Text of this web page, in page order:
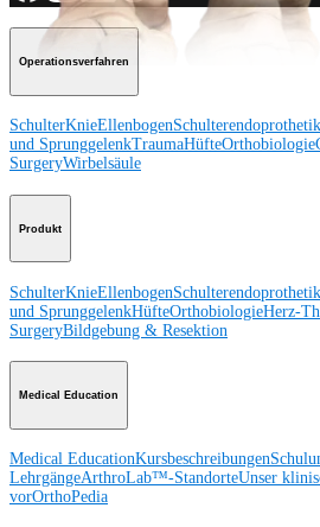
Operationsverfahren
SchulterKnieEllenbogenSchulterendoprothetik
und SprunggelenkTraumaHüfteOrthobiologie
SurgeryWirbelsäule
Produkt
SchulterKnieEllenbogenSchulterendoprothetik
und SprunggelenkHüfteOrthobiologieHerz-
SurgeryBildgebung & Resektion
Medical Education
Medical EducationKursbeschreibungen
LehrgängeArthroLab™-StandorteUnser
vorOrthoPedia